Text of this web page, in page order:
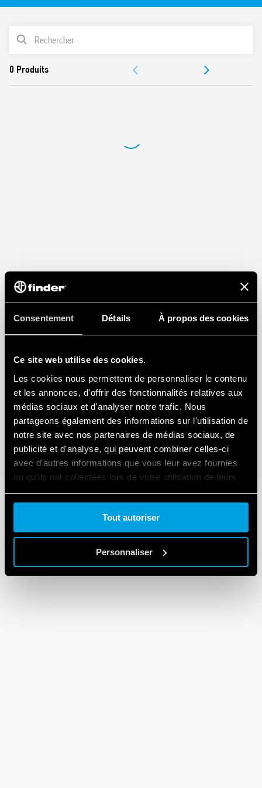
Consentement Détails À propos des cookies
Ce site web utilise des cookies.
Les cookies nous permettent de personnaliser le contenu
et les annonces, d'offrir des fonctionnalités relatives aux
médias sociaux et d'analyser notre trafic. Nous
partageons également des informations sur l'utilisation de
notre site avec nos partenaires de médias sociaux, de
publicité et d'analyse, qui peuvent combiner celles-ci
avec d'autres informations que vous leur avez fournies
ou qu'ils ont collectées lors de votre utilisation de leurs
services.
Tout autoriser
Personnaliser
Etrier plastique pour le maintien et l’extraction du relais
bobine
Etiquette d’identification
Montage sur rail 35 mm (EN 60715)
Contacts sans Cadmium
LISTE DES PRODUITS
DOCUMENTATIONS